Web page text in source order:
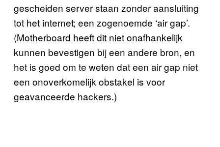
gescheiden server staan zonder aansluiting
tot het internet; een zogenoemde ‘air gap’.
(Motherboard heeft dit niet onafhankelijk
kunnen bevestigen bij een andere bron, en
het is goed om te weten dat een air gap niet
een onoverkomelijk obstakel is voor
geavanceerde hackers.)